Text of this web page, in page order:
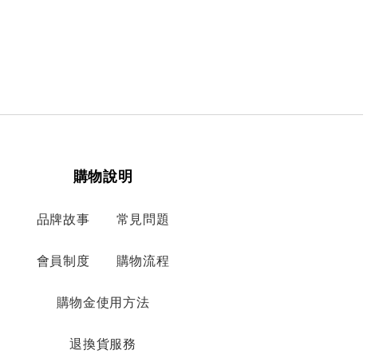
購物說明
品牌故事 常見問題
會員制度 購物流程
購物金使用方法
退換貨服務